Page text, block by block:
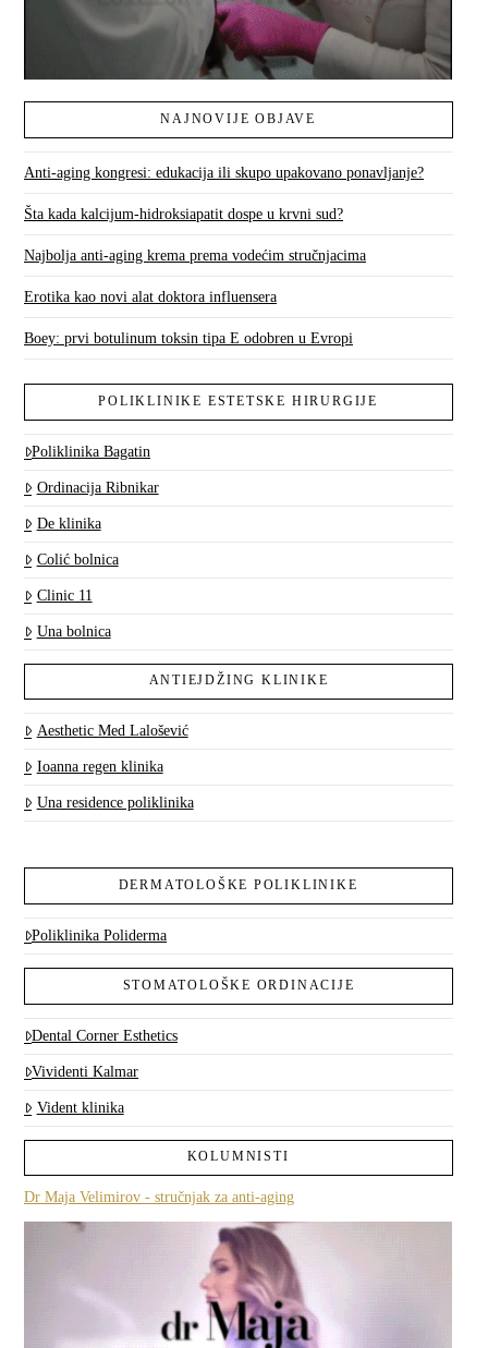
NAJNOVIJE OBJAVE
Anti-aging kongresi: edukacija ili skupo upakovano ponavljanje?
Šta kada kalcijum-hidroksiapatit dospe u krvni sud?
Najbolja anti-aging krema prema vodećim stručnjacima
Erotika kao novi alat doktora influensera
Boey: prvi botulinum toksin tipa E odobren u Evropi
POLIKLINIKE ESTETSKE HIRURGIJE
Poliklinika Bagatin
Ordinacija Ribnikar
De klinika
Colić bolnica
Clinic 11
Una bolnica
ANTIEJDŽING KLINIKE
Aesthetic Med Lalošević
Ioanna regen klinika
Una residence poliklinika
DERMATOLOŠKE POLIKLINIKE
Poliklinika Poliderma
STOMATOLOŠKE ORDINACIJE
Dental Corner Esthetics
Vividenti Kalmar
Vident klinika
KOLUMNISTI
Dr Maja Velimirov - stručnjak za anti-aging